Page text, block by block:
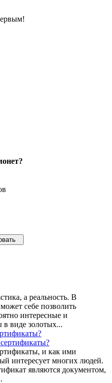
а реальность. В
себе позволить
интересные и
виде золотых...
и как ими
интересует многих людей.
являются документом,